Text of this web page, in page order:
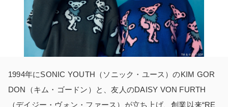
1994年にSONIC YOUTH（ソニック・ユース）のKIM GOR
DON（キム・ゴードン）と、友人のDAISY VON FURTH
（デイジー・ヴォン・ファース）が立ち上げ、創業以来“RE